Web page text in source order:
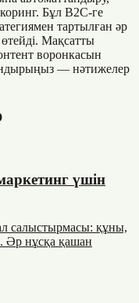
Бұл B2C-ге
тартылған әр
Мақсатты
воронкасын
— нәтижелер
үшін
салыстырмасы: құны,
Әр нұсқа қашан